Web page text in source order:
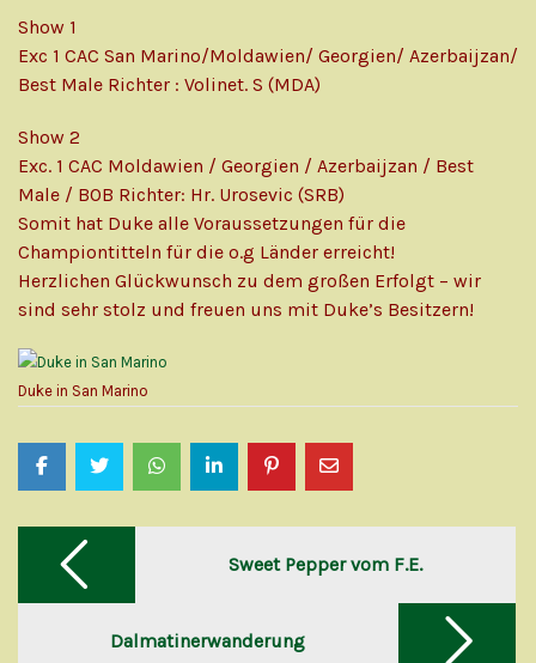
Show 1
Exc 1 CAC San Marino/Moldawien/ Georgien/ Azerbaijzan/
Best Male Richter : Volinet. S (MDA)
Show 2
Exc. 1 CAC Moldawien / Georgien / Azerbaijzan / Best
Male / BOB Richter: Hr. Urosevic (SRB)
Somit hat Duke alle Voraussetzungen für die
Championtitteln für die o.g Länder erreicht!
Herzlichen Glückwunsch zu dem großen Erfolgt – wir
sind sehr stolz und freuen uns mit Duke’s Besitzern!
Duke in San Marino
Post
navigation Sweet Pepper vom F.E.
Dalmatinerwanderung